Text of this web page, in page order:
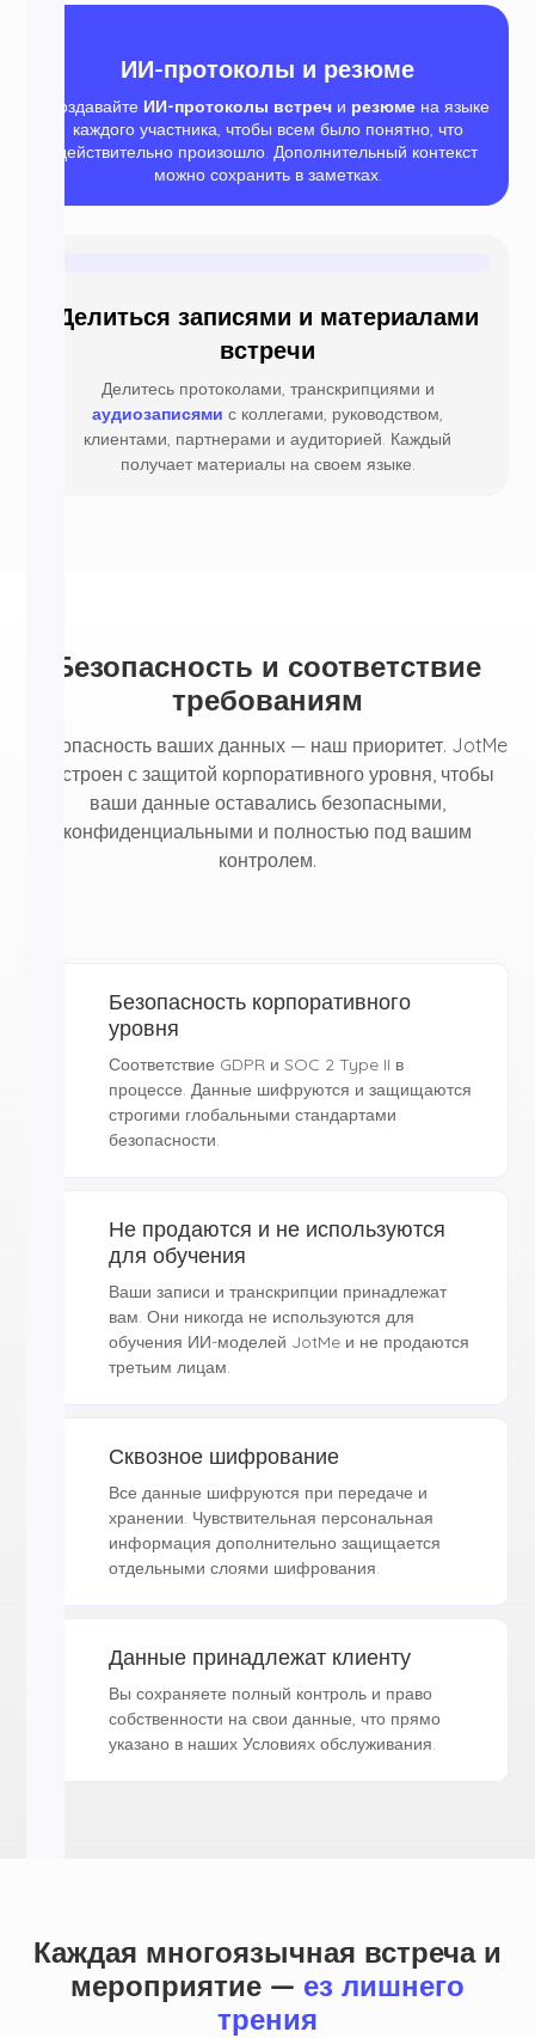
ИИ-протоколы и резюме
Создавайте ИИ-протоколы встречи резюмена языке
каждого участника, чтобы всем было понятно, что
действительно произошло. Дополнительный контекст
можно сохранить в заметках.
Делиться записями и материалами
встречи
Делитесь протоколами, транскрипциями и
аудиозаписями с коллегами, руководством,
клиентами, партнерами и аудиторией. Каждый
получает материалы на своем языке.
Безопасность и соответствие
требованиям
Безопасность ваших данных — наш приоритет. JotMe
построен с защитой корпоративного уровня, чтобы
ваши данные оставались безопасными,
конфиденциальными и полностью под вашим
контролем.
Безопасность корпоративного
уровня
Соответствие GDPR и SOC 2 Type II в
процессе. Данные шифруются и защищаются
строгими глобальными стандартами
безопасности.
Не продаются и не используются
для обучения
Ваши записи и транскрипции принадлежат
вам. Они никогда не используются для
обучения ИИ-моделей JotMe и не продаются
третьим лицам.
Сквозное шифрование
Все данные шифруются при передаче и
хранении. Чувствительная персональная
информация дополнительно защищается
отдельными слоями шифрования.
Данные принадлежат клиенту
Вы сохраняете полный контроль и право
собственности на свои данные, что прямо
указано в наших Условиях обслуживания.
Каждая многоязычная встреча и
мероприятие — ез лишнего
трения